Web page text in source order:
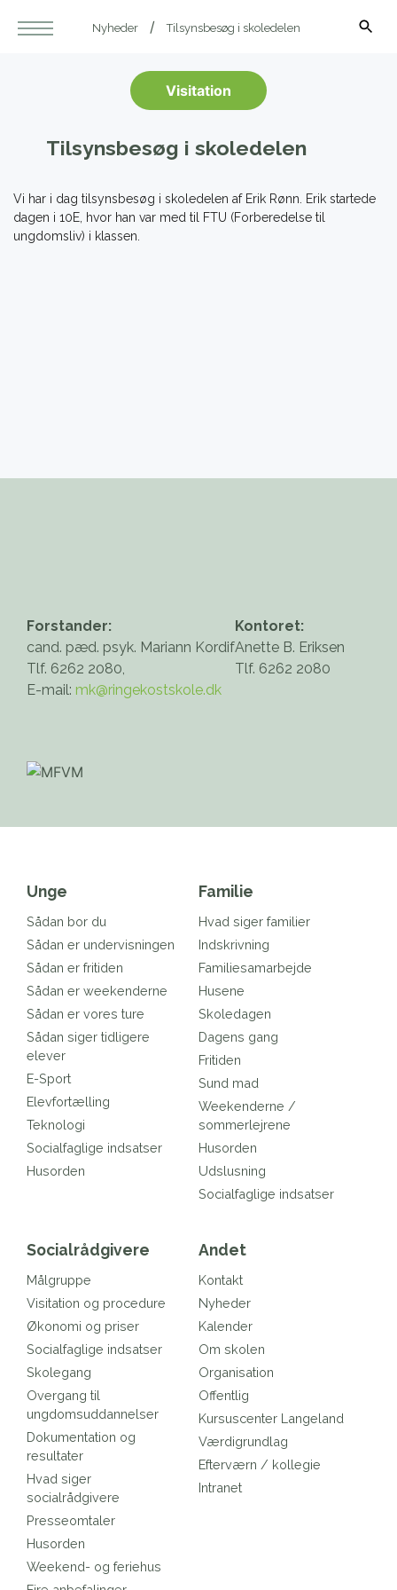
Nyheder Tilsynsbesøg i skoledelen
Visitation
Tilsynsbesøg i skoledelen
Vi har i dag tilsynsbesøg i skoledelen af Erik Rønn. Erik startede
dagen i 10E, hvor han var med til FTU (Forberedelse til
ungdomsliv) i klassen.
Forstander:
cand. pæd. psyk. Mariann Kordif
Tlf. 6262 2080,
E-mail: mk@ringekostskole.dk
Kontoret:
Anette B. Eriksen
Tlf. 6262 2080
Unge
Sådan bor du
Sådan er undervisningen
Sådan er fritiden
Sådan er weekenderne
Sådan er vores ture
Sådan siger tidligere
elever
E-Sport
Elevfortælling
Teknologi
Socialfaglige indsatser
Husorden
Familie
Hvad siger familier
Indskrivning
Familiesamarbejde
Husene
Skoledagen
Dagens gang
Fritiden
Sund mad
Weekenderne /
sommerlejrene
Husorden
Udslusning
Socialfaglige indsatser
Socialrådgivere
Målgruppe
Visitation og procedure
Økonomi og priser
Socialfaglige indsatser
Skolegang
Overgang til
ungdomsuddannelser
Dokumentation og
resultater
Hvad siger
socialrådgivere
Presseomtaler
Husorden
Weekend- og feriehus
Andet
Kontakt
Nyheder
Kalender
Om skolen
Organisation
Offentlig
Kursuscenter Langeland
Værdigrundlag
Efterværn / kollegie
Intranet